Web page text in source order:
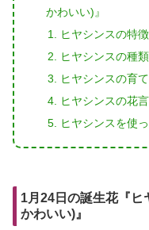
かわいい)』
ヒヤシンスの特徴
ヒヤシンスの種類
ヒヤシンスの育
ヒヤシンスの花
ヒヤシンスを使
1月24日の誕生花『
かわいい)』